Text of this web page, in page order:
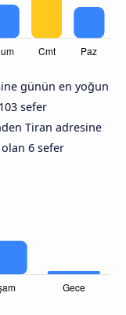
günün en yoğun
sefer
Tiran adresine
6 sefer